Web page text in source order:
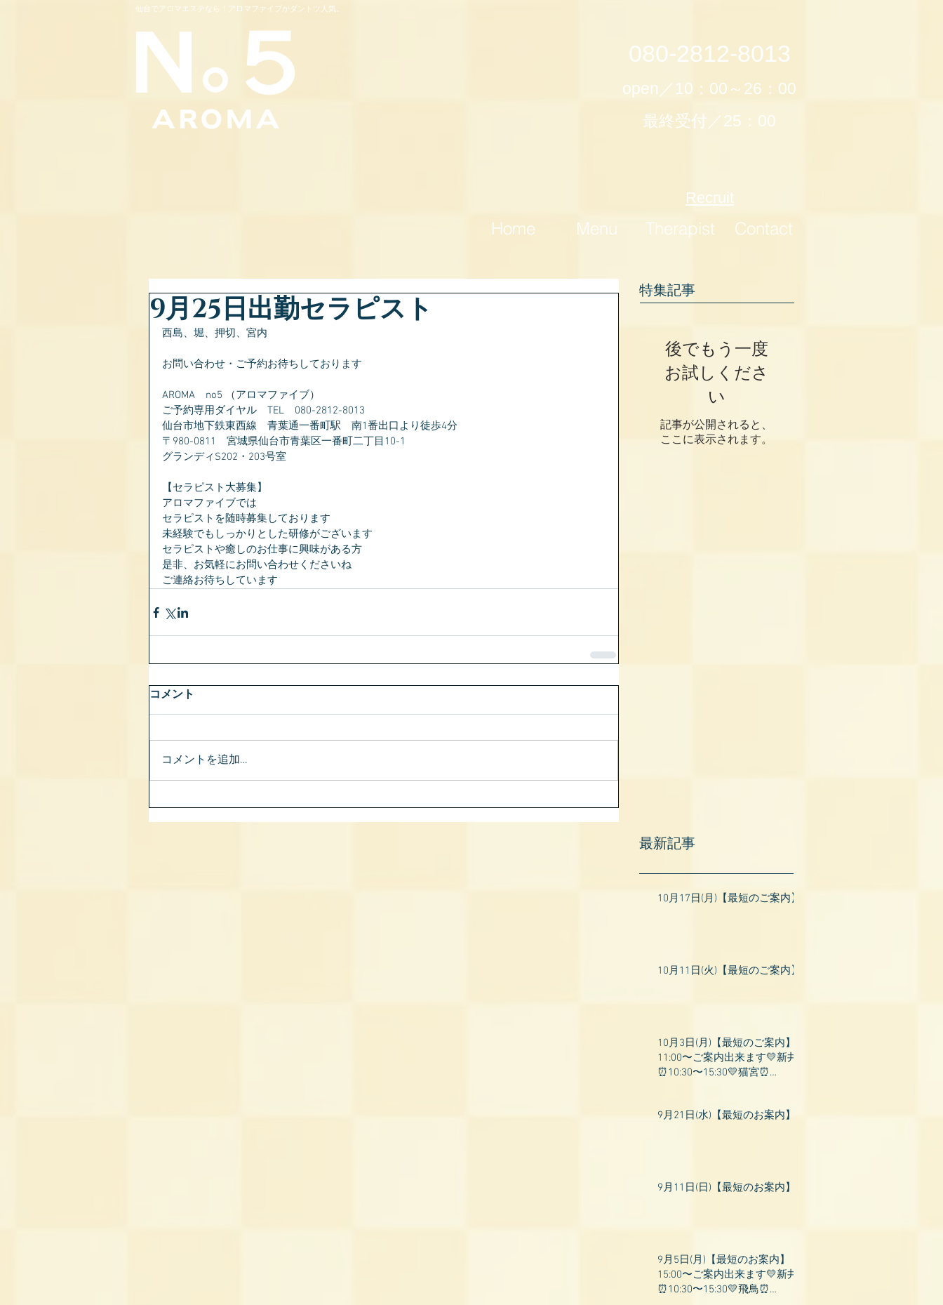
仙台でアロマエステなら！アロマファイブがダントツ人気。
080-2812-8013
open／10：00～26：00
最終受付／25：00
Recruit
Home Menu Therapist Contact
9月25日出勤セラピスト
西島、堀、押切、宮内
お問い合わせ・ご予約お待ちしております
AROMA　no5 （アロマファイブ）
ご予約専用ダイヤル　TEL　080-2812-8013
仙台市地下鉄東西線　青葉通一番町駅　南1番出口より徒歩4分
〒980-0811　宮城県仙台市青葉区一番町二丁目10-1
グランディS202・203号室
【セラピスト大募集】
アロマファイブでは
セラピストを随時募集しております
未経験でもしっかりとした研修がございます
セラピストや癒しのお仕事に興味がある方
是非、お気軽にお問い合わせくださいね
ご連絡お待ちしています
コメント
コメントを追加…
特集記事
後でもう一度
お試しくださ
い
記事が公開されると、
ここに表示されます。
最新記事
10月17日(月)【最短のご案内】
10月11日(火)【最短のご案内】
10月3日(月)【最短のご案内】
11:00〜ご案内出来ます💛新井
⏰10:30〜15:30💛猫宮⏰
9月21日(水)【最短のお案内】
9月11日(日)【最短のお案内】
9月5日(月)【最短のお案内】
15:00〜ご案内出来ます💛新井
⏰10:30〜15:30💛飛鳥⏰